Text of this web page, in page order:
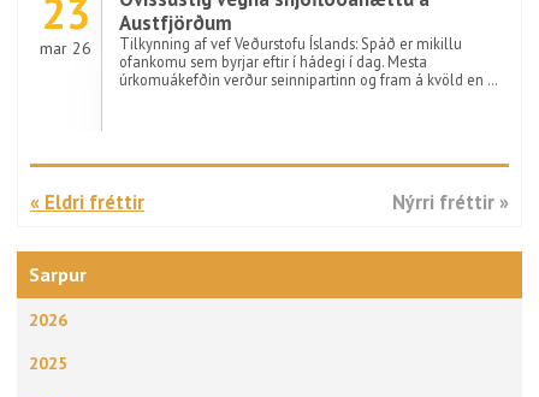
Sarpur
2026
2025
23
mar 26
Austfjörðum
Tilkynning af vef Veðurstofu Íslands: Spáð er mikillu
ofankomu sem byrjar eftir í hádegi í dag. Mesta
úrkomuákefðin verður seinnipartinn og fram á kvöld en …
« Eldri fréttir Nýrri fréttir »